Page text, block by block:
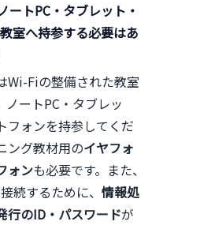
ートPC・タブレット・
室へ持参する必要はあ
Wi-Fiの整備された教室
ノートPC・タブレッ
フォンを持参してくだ
ング教材用のイヤフォ
ォンも必要です。また、
続するために、 情報処
行のID・パスワードが